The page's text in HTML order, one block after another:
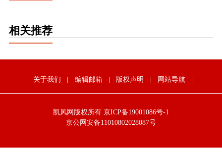
相关推荐
关于我们 | 编辑邮箱 | 版权声明 | 网站导航 |
凯风网版权所有 京ICP备19001086号-1
京公网安备11010802028087号